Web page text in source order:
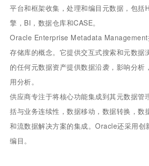
平台和框架收集，处理和编目元数据，包括
擎，BI，数据仓库和CASE。
Oracle Enterprise Metadata Management
存储库的概念。它提供交互式搜索和元数据
的任何元数据资产提供数据沿袭，影响分析
用分析。
供应商专注于将核心功能集成到其元数据管
括与业务连续性，数据移动，数据转换，数
和流数据解决方案的集成。Oracle还采用创
编目。